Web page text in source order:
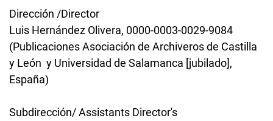
Dirección /Director
Luis Hernández Olivera, 0000-0003-0029-9084
(Publicaciones Asociación de Archiveros de Castilla
y León y Universidad de Salamanca [jubilado],
España)
Subdirección/ Assistants Director's